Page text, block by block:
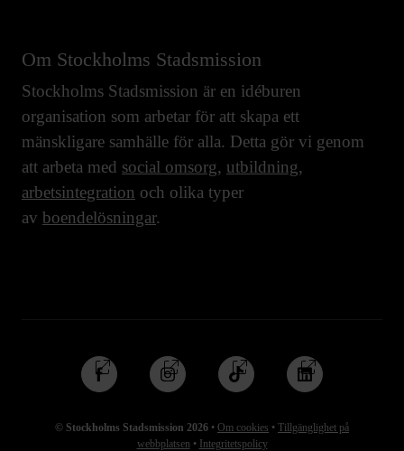
Om Stockholms Stadsmission
Stockholms Stadsmission är en idéburen
organisation som arbetar för att skapa ett
mänskligare samhälle för alla. Detta gör vi genom
att arbeta med social omsorg, utbildning,
arbetsintegration och olika typer
av boendelösningar.
© Stockholms Stadsmission 2026 • Om cookies • Tillgänglighet på
webbplatsen • Integritetspolicy
Följ
oss
Facebook
Följ
oss
Instagram
Följ
oss
TikTok
Följ
oss
Linkedin